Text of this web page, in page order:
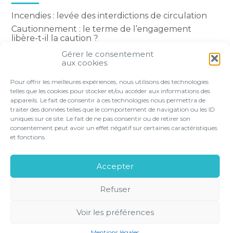
Gérer le consentement
aux cookies
Pour offrir les meilleures expériences, nous utilisons des technologies
telles que les cookies pour stocker et/ou accéder aux informations des
appareils. Le fait de consentir à ces technologies nous permettra de
traiter des données telles que le comportement de navigation ou les ID
uniques sur ce site. Le fait de ne pas consentir ou de retirer son
consentement peut avoir un effet négatif sur certaines caractéristiques
et fonctions.
Accepter
Refuser
Voir les préférences
Incendies : levée des interdictions de circulation
Cautionnement : le terme de l’engagement
libère-t-il la caution ?
Transport fluvial de marchandises : une aide
financière bienvenue
comptent-elles ?
Footer
NOS SOLUTIONS EN LIGNE
LE CABINET
CONTACT
LÉGALES
COOKIES
CONFIDENTIALITÉ
CONCEPTION ET RÉALISATION CLASSE 7